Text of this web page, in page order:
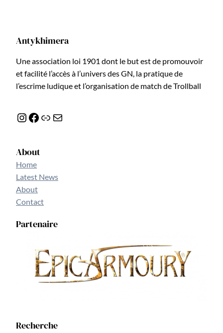
Antykhimera
Une association loi 1901 dont le but est de promouvoir
et facilité l’accès à l’univers des GN, la pratique de
l’escrime ludique et l’organisation de match de Trollball
Instagram Facebook Lien E-mail
About
Home
Latest News
About
Contact
Partenaire
Recherche